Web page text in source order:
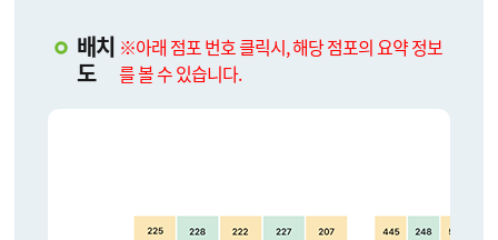
배치
도
※아래 점포 번호 클릭시, 해당 점포의 요약 정보
를 볼 수 있습니다.